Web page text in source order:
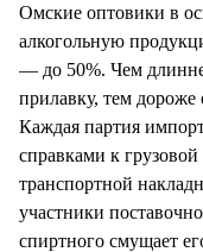
Омские оптовики в
алкогольную
— до 50%. Чем
прилавку, тем дороже
Каждая партия
справками к
транспортной
участники
спиртного смущает